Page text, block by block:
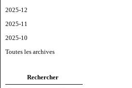
2025-12
2025-11
2025-10
Toutes les archives
Rechercher